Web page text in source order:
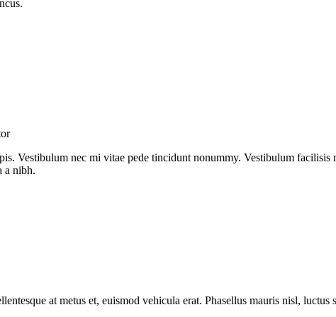
Vestibulum nec mi vitae pede tincidunt nonummy. Vestibulum
a nibh.
at metus et, euismod vehicula erat. Phasellus mauris nisl,